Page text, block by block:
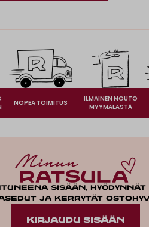
NOPEA TOIMITUS
ILMAINEN NOUTO
MYYMÄLÄSTÄ
sisään, hyödynnät
ja kerrytät
KIRJAUDU SISÄÄN